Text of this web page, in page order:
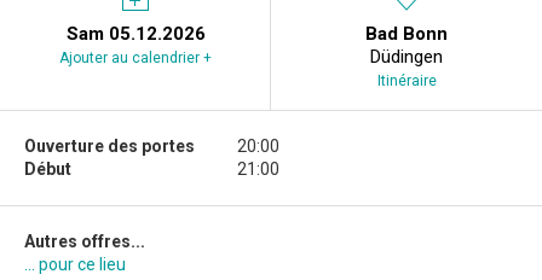
Sam 05.12.2026
Ajouter au calendrier +
Bad Bonn
Düdingen
Itinéraire
Ouverture des portes
Début
20:00
21:00
Autres offres...
... pour ce lieu